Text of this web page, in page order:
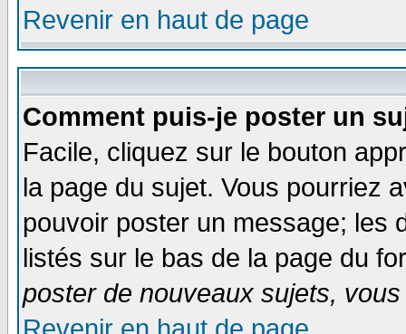
Revenir en haut de page
Comment puis-je poster un
Facile, cliquez sur le bouton
la page du sujet. Vous pourriez
pouvoir poster un message; les
listés sur le bas de la page du
poster de nouveaux sujets,